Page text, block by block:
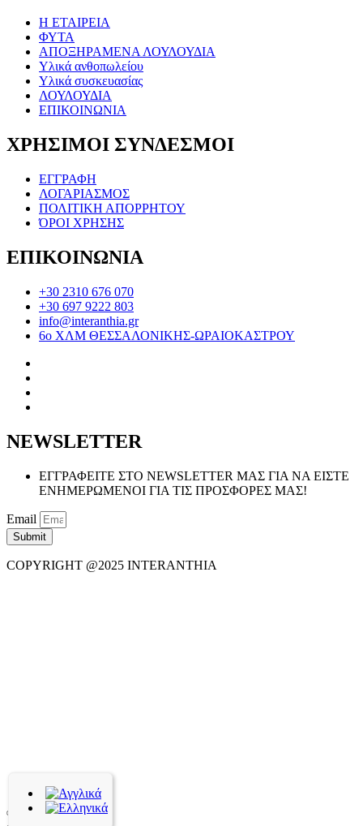
Η ΕΤΑΙΡΕΙΑ
ΦΥΤΑ
ΑΠΟΞΗΡΑΜΕΝΑ ΛΟΥΛΟΥΔΙΑ
Υλικά ανθοπωλείου
Υλικά συσκευασίας
ΛΟΥΛΟΥΔΙΑ
ΕΠΙΚΟΙΝΩΝΙΑ
ΧΡΗΣΙΜΟΙ ΣΥΝΔΕΣΜΟΙ
ΕΓΓΡΑΦΗ
ΛΟΓΑΡΙΑΣΜΟΣ
ΠΟΛΙΤΙΚΗ ΑΠΟΡΡΗΤΟΥ
ΌΡΟΙ ΧΡΗΣΗΣ
ΕΠΙΚΟΙΝΩΝΙΑ
+30 2310 676 070
+30 697 9222 803
info@interanthia.gr
6ο ΧΛΜ ΘΕΣΣΑΛΟΝΙΚΗΣ-ΩΡΑΙΟΚΑΣΤΡΟΥ
NEWSLETTER
ΕΓΓΡΑΦΕΙΤΕ ΣΤΟ NEWSLETTER ΜΑΣ ΓΙΑ ΝΑ ΕΙΣΤΕ
ΕΝΗΜΕΡΩΜΕΝΟΙ ΓΙΑ ΤΙΣ ΠΡΟΣΦΟΡΕΣ ΜΑΣ!
Email
Submit
COPYRIGHT @2025 INTERANTHIA